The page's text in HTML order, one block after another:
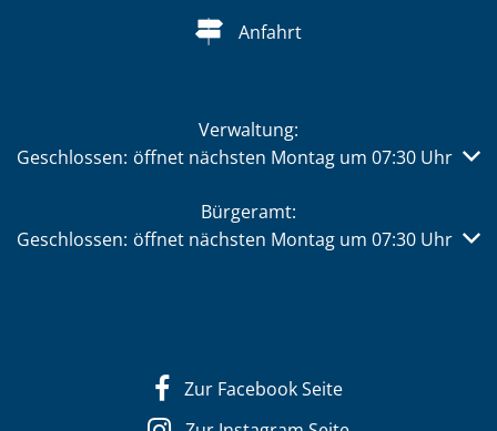
Anfahrt
Verwaltung:
Klicken, um weitere Öffnungs- oder Schließzeiten
Geschlossen: öffnet nächsten Montag um 07:30 Uhr
Bürgeramt:
Klicken, um weitere Öffnungs- oder Schließzeiten
Geschlossen: öffnet nächsten Montag um 07:30 Uhr
Zur Facebook Seite